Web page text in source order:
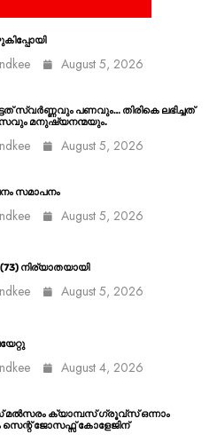
August 5, 2026
സ്വർണ്ണവും പണവും… തിരികെ ലഭിച്ചത്
മനുഷ്യനന്മയും.
August 5, 2026
സമാപനം
August 5, 2026
നിര്യാതയായി
August 5, 2026
August 4, 2026
ക്യാമ്പസ് ഗ്രൂവ്സ് ഒന്നാം
സെന്റ് ജോസഫ്സ് കോളേജിന്